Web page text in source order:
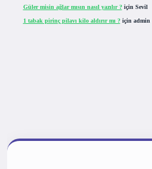
Güler misin ağlar mısın nasıl yazılır ?için Sevil
1 tabak pirinç pilavı kilo aldırır mı ?için admin